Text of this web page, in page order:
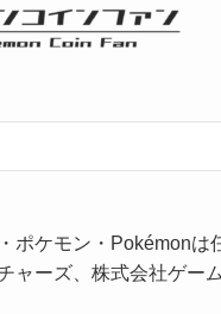
ポケモン・Pokémonは
ャーズ、株式会社ゲー